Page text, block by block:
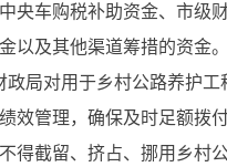
央车购税补助资金、市级
以及其他渠道筹措的资金。
局对用于乡村公路养护工
效管理，确保及时足额拨
得截留、挤占、挪用乡村